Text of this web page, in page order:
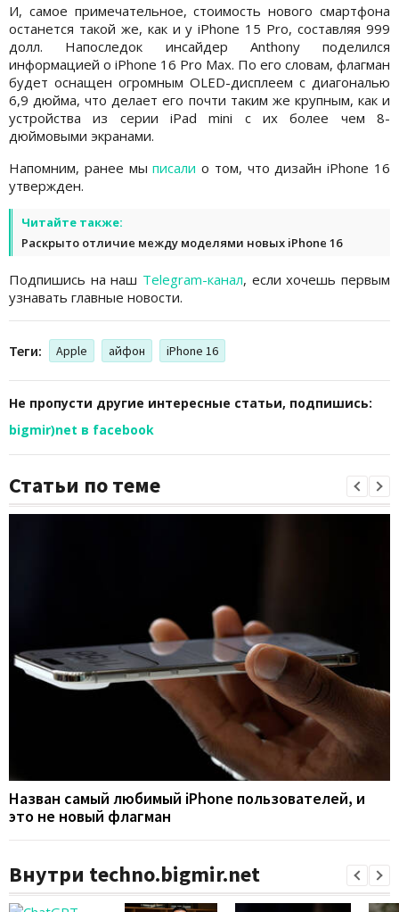
И, самое примечательное, стоимость нового смартфона
останется такой же, как и у iPhone 15 Pro, составляя 999
долл. Напоследок инсайдер Anthony поделился
информацией о iPhone 16 Pro Max. По его словам, флагман
будет оснащен огромным OLED-дисплеем с диагональю
6,9 дюйма, что делает его почти таким же крупным, как и
устройства из серии iPad mini с их более чем 8-
дюймовыми экранами.
Напомним, ранее мыписали о том, что дизайн iPhone 16
утвержден.
Читайте также:
Раскрыто отличие между моделями новых iPhone 16
Подпишись на наш Telegram-канал, если хочешь первым
узнавать главные новости.
Теги: Apple айфон iPhone 16
Не пропусти другие интересные статьи, подпишись:
bigmir)net в facebook
Статьи по теме
Назван самый любимый iPhone пользователей, и
это не новый флагман
Внутри techno.bigmir.net